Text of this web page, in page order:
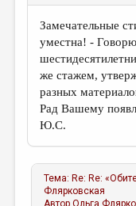
Замечательные
уместна! -
же стажем,
разных
Рад Вашему
Ю.С.
Тема: Re: Re:
Флярковская
АвторОльга